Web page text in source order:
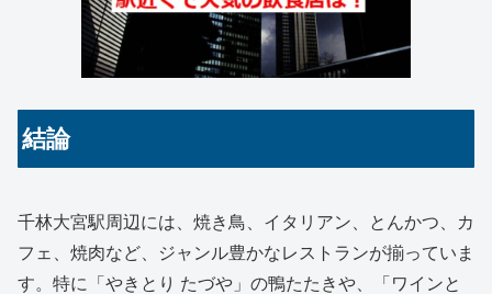
結論
千林大宮駅周辺には、焼き鳥、イタリアン、とんかつ、カ
フェ、焼肉など、ジャンル豊かなレストランが揃っていま
す。特に「やきとり たづや」の鴨たたきや、「ワインと